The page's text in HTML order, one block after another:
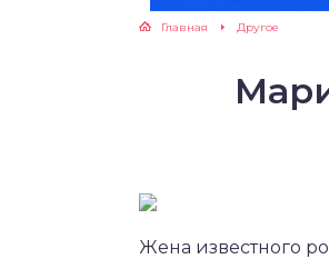
Главная Другое
Жена известного